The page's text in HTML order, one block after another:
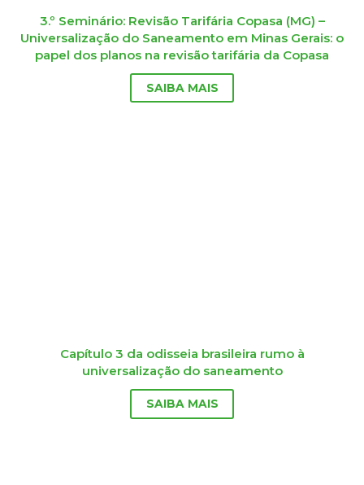
3.º Seminário: Revisão Tarifária Copasa (MG) –
Universalização do Saneamento em Minas Gerais: o
papel dos planos na revisão tarifária da Copasa
SAIBA MAIS
Capítulo 3 da odisseia brasileira rumo à
universalização do saneamento
SAIBA MAIS